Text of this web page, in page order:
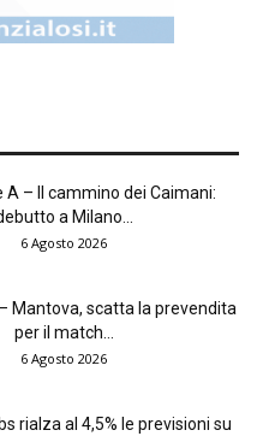
A – Il cammino dei Caimani:
a Milano...
6 Agosto 2026
Mantova, scatta la prevendita
per il match...
6 Agosto 2026
rialza al 4,5% le previsioni su